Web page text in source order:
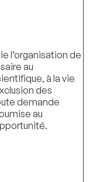
l’organisation de
au
à la vie
des
demande
au